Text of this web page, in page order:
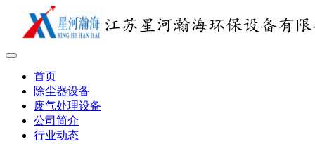
首页
除尘器设备
废气处理设备
公司简介
行业动态